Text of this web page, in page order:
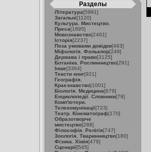
Разделы
Література[5991]
Загальні[1120]
Культура. Мистецтво.
Преса[1895]
Мовознавство[2461]
Історія[2237]
Поза умовами довідки[463]
Міфологія. Фольклор[249]
Держава і право[3125]
Ботаніка. Рослинництво[291]
Інше[3364]
Тексти книг[921]
Географія.
Краєзнавство[1001]
Біологія. Медицина[679]
Енциклопедії. Словники[79]
Комп'ютери.
Телекомунікації[723]
Театр. Кінематограф[170]
Образотворче
мистецтво[288]
Філософія. Релігія[747]
Зоологія. Тваринництво[180]
Фізика. Хімія[479]
Сценарії[545]